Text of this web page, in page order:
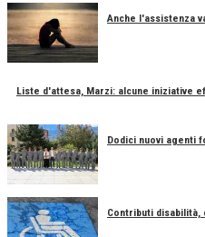
Anche l'assistenza
Liste d'attesa, Marzi: alcune iniziative
Dodici nuovi agenti
Contributi